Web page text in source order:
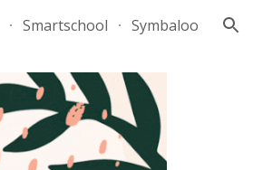
Smartschool Symbaloo